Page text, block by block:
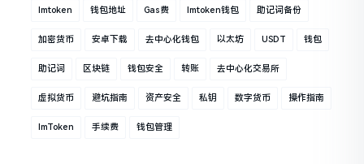
Imtoken 钱包地址 Gas费 Imtoken钱包 助记词备份
加密货币 安卓下载 去中心化钱包 以太坊 USDT 钱包
助记词 区块链 钱包安全 转账 去中心化交易所
虚拟货币 避坑指南 资产安全 私钥 数字货币 操作指南
ImToken 手续费 钱包管理